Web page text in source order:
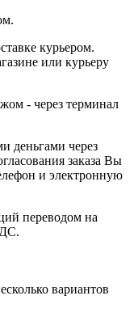
курьером.
или курьеру
- через терминал
деньгами через
заказа Вы
и электронную
переводом на
вариантов